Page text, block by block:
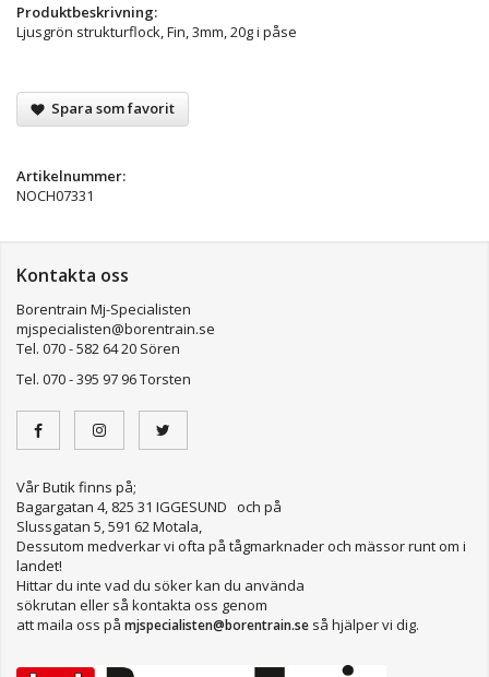
Produktbeskrivning:
Ljusgrön strukturflock, Fin, 3mm, 20g i påse
Spara som favorit
Artikelnummer:
NOCH07331
Kontakta oss
Borentrain Mj-Specialisten
mjspecialisten@borentrain.se
Tel. 070 - 582 64 20 Sören
Tel. 070 - 395 97 96 Torsten
Vår Butik finns på;
Bagargatan 4, 825 31 IGGESUND och på
Slussgatan 5, 591 62 Motala,
Dessutom medverkar vi ofta på tågmarknader och mässor runt om i
landet!
Hittar du inte vad du söker kan du använda
sökrutan eller så kontakta oss genom
att maila oss på mjspecialisten@borentrain.se så hjälper vi dig.